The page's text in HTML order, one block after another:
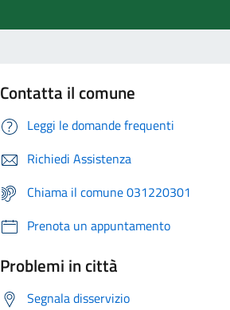
Contatta il comune
Leggi le domande frequenti
Richiedi Assistenza
Chiama il comune 031220301
Prenota un appuntamento
Problemi in città
Segnala disservizio